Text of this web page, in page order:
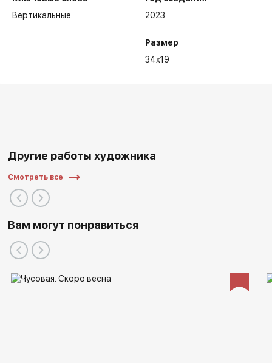
Вертикальные
2023
Размер
34x19
Другие работы художника
Смотреть все
Вам могут понравиться